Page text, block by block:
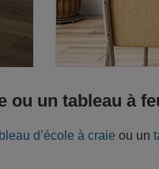
ou un tableau à
d’école à craie ou un